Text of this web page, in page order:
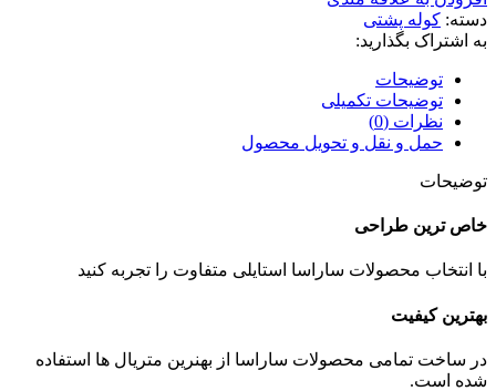
Man
عدد
دسته: کوله پشتی
به اشتراک بگذارید:
توضیحات
توضیحات تکمیلی
نظرات (0)
حمل و نقل و تحویل محصول
توضیحات
خاص ترین طراحی
با انتخاب محصولات ساراسا استایلی متفاوت را تجربه کنید
بهترین کیفیت
در ساخت تمامی محصولات ساراسا از بهنرین متریال ها استفاده
شده است.